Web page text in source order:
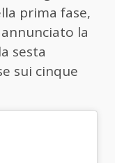
prima fase,
la
sesta
sui cinque